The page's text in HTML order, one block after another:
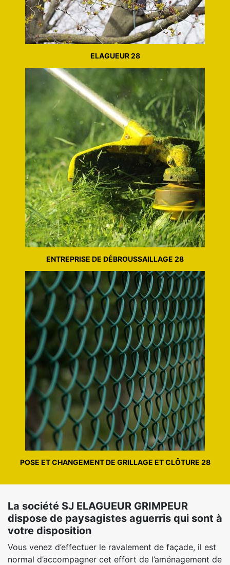
ELAGUEUR 28
ENTREPRISE DE DÉBROUSSAILLAGE 28
POSE ET CHANGEMENT DE GRILLAGE ET CLÔTURE 28
La société SJ ELAGUEUR GRIMPEUR
dispose de paysagistes aguerris qui sont à
votre disposition
Vous venez d’effectuer le ravalement de façade, il est
normal d’accompagner cet effort de l’aménagement de